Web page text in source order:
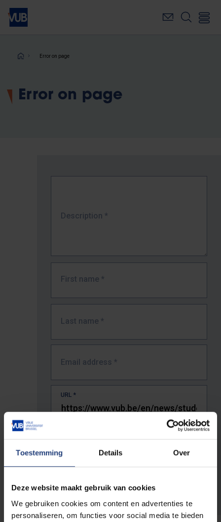
Toestemming Details Over
Deze website maakt gebruik van cookies
We gebruiken cookies om content en advertenties te
personaliseren, om functies voor social media te bieden
Skip
main
Breadcrumb
Error on page
Error on page
Description *
First name *
Last name *
Email address *
URL *
The full URL of the page where you encountered the error.